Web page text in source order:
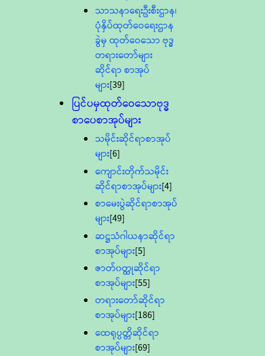
သာသနာရေးဦးစီးဌာန၊
ပုံနှိပ်ထုတ်ဝေရေးဌာန
ခွဲမှ ထုတ်ဝေသော ဗုဒ္ဓ
တရားတော်များ
ဆိုင်ရာ စာအုပ်
များ[39]
ပြင်ပမှထုတ်ဝေသောဗုဒ္ဓ
စာပေစာအုပ်များ
သမိုင်းဆိုင်ရာစာအုပ်
များ[6]
ကျောင်းတိုက်သမိုင်း
ဆိုင်ရာစာအုပ်များ[4]
စာမေးပွဲဆိုင်ရာစာအုပ်
များ[49]
ဆဋ္ဌသံဂါယနာဆိုင်ရာ
စာအုပ်များ[5]
ဇာတ်၀တ္ထုဆိုင်ရာ
စာအုပ်များ[55]
တရားတော်ဆိုင်ရာ
စာအုပ်များ[186]
ထေရုပ္ပတ္တိဆိုင်ရာ
စာအုပ်များ[69]